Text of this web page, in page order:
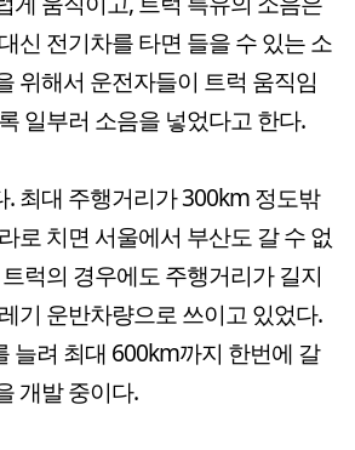
신 전기차를 타면 들을 수 있는 소
위해서 운전자들이 트럭 움직임
일부러 소음을 넣었다고 한다.
. 최대 주행거리가 300km 정도밖
로 치면 서울에서 부산도 갈 수 없
럭의 경우에도 주행거리가 길지
기 운반차량으로 쓰이고 있었다.
늘려 최대 600km까지 한번에 갈
개발 중이다.